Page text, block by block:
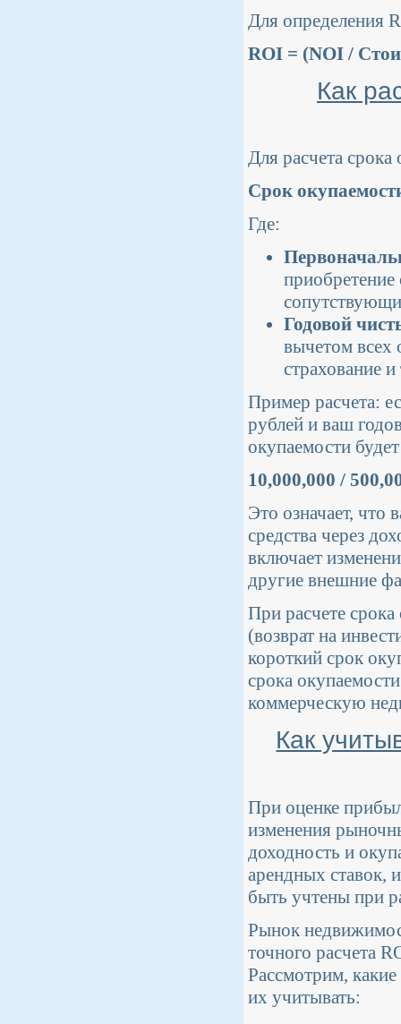
Для определения
ROI = (NOI /
Как
Для расчета
Срок
Где:
Годовой
вычетом всех
страхование и
Пример расчета:
рублей и ваш
окупаемости
10,000,000 /
Это означает, что
средства через
включает
другие внешние
При расчете
(возврат на
короткий срок
срока
коммерческую
Как
При оценке
изменения
доходность и
арендных ставок,
быть учтены при
Рынок
точного расчета
Рассмотрим,
их учитывать: